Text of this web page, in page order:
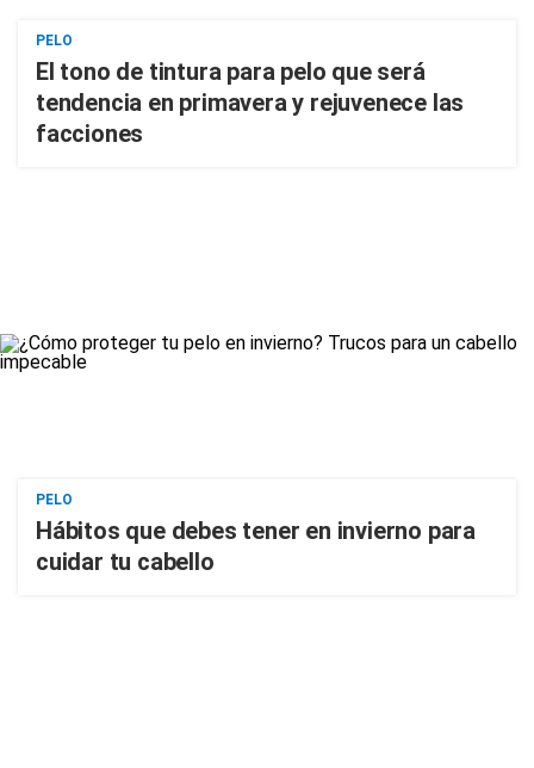
PELO
El tono de tintura para pelo que será
tendencia en primavera y rejuvenece las
facciones
PELO
Hábitos que debes tener en invierno para
cuidar tu cabello